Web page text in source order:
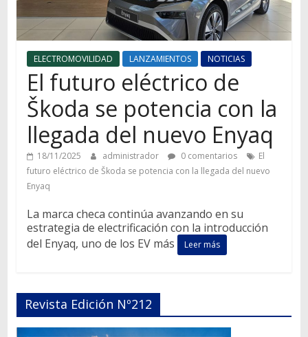
ELECTROMOVILIDAD LANZAMIENTOS NOTICIAS
El futuro eléctrico de
Škoda se potencia con la
llegada del nuevo Enyaq
18/11/2025 administrador 0 comentarios
El
futuro eléctrico de Škoda se potencia con la llegada del nuevo
Enyaq
La marca checa continúa avanzando en su
estrategia de electrificación con la introducción
del Enyaq, uno de los EV más
Leer más
Revista Edición Nº212